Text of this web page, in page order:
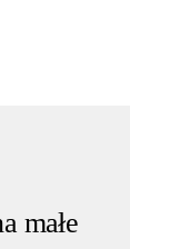
małe